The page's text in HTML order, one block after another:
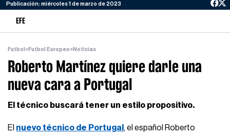
Publicación: miércoles 1 de marzo de 2023
EFE
Futbol >Futbol Europeo>Noticias
Roberto Martínez quiere darle una
nueva cara a Portugal
El técnico buscará tener un estilo propositivo.
El nuevo técnico de Portugal , el español Roberto